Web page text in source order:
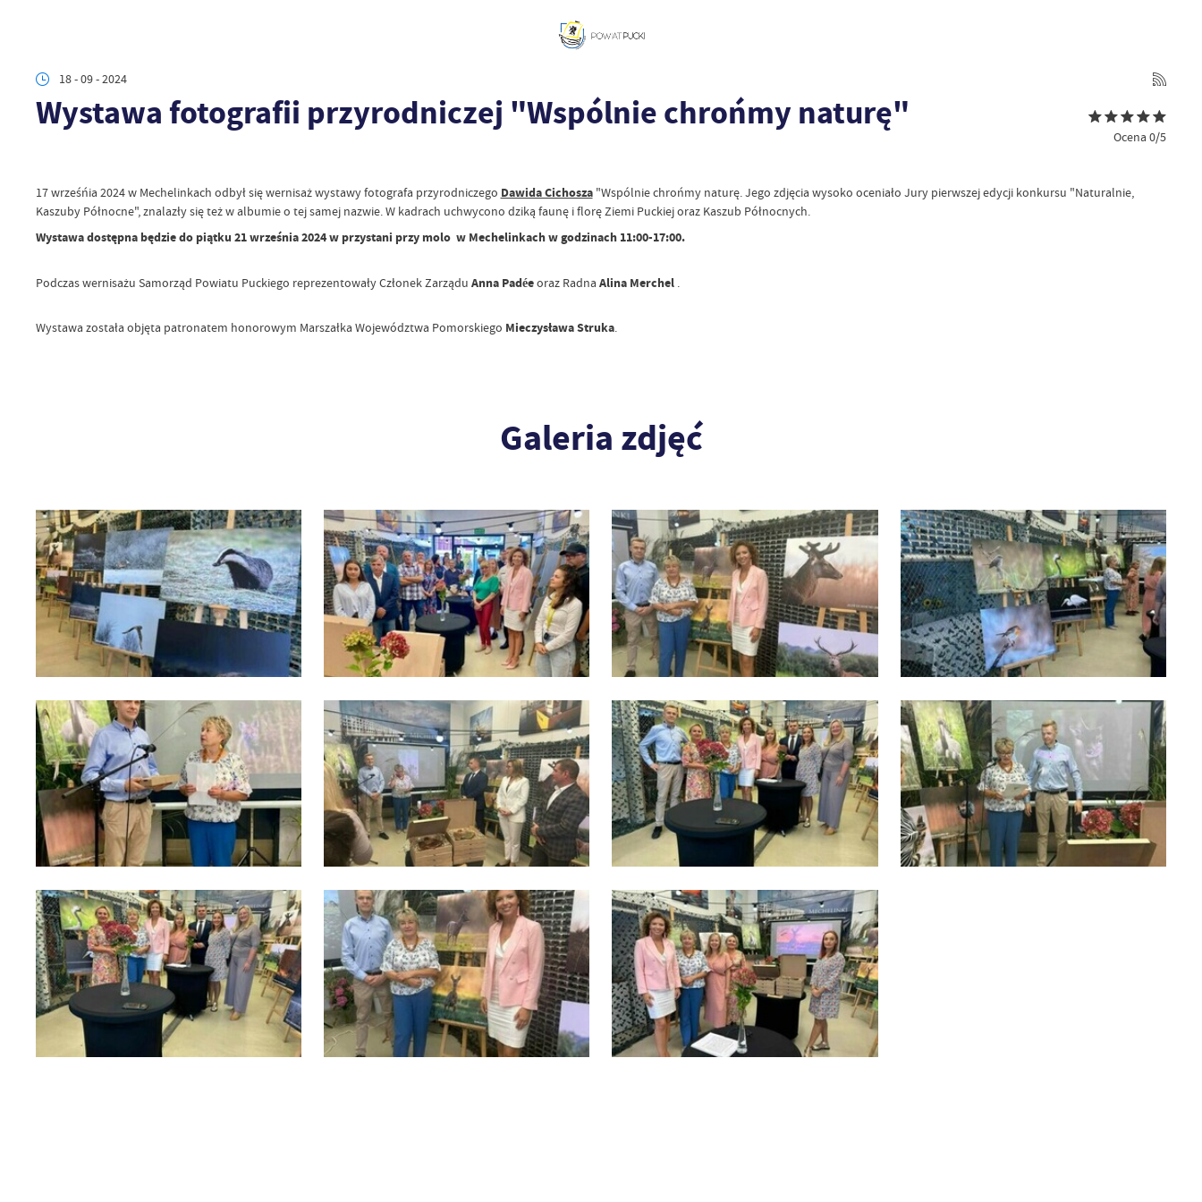
18 - 09 - 2024
Wystawa fotografii przyrodniczej "Wspólnie chrońmy naturę"
Ocena 0/5
17 wrześńia 2024 w Mechelinkach odbył się wernisaż wystawy fotografa przyrodniczego Dawida Cichosza "Wspólnie chrońmy naturę. Jego zdjęcia wysoko oceniało Jury pierwszej edycji konkursu "Naturalnie,
Kaszuby Północne", znalazły się też w albumie o tej samej nazwie. W kadrach uchwycono dziką faunę i florę Ziemi Puckiej oraz Kaszub Północnych.
Wystawa dostępna będzie do piątku 21 września 2024 w przystani przy molo w Mechelinkach w godzinach 11:00-17:00.
Podczas wernisażu Samorząd Powiatu Puckiego reprezentowały Członek Zarządu Anna Padéeoraz Radna Alina Merchel .
Wystawa została objęta patronatem honorowym Marszałka Województwa Pomorskiego Mieczysława Struka.
Galeria zdjęć